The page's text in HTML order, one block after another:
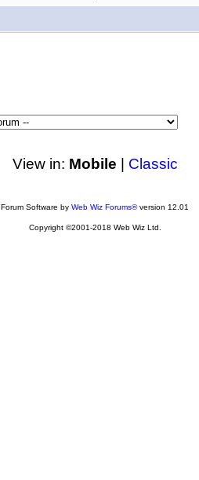
View in: Mobile Classic
Forum Software by Web Wiz Forums®version 12.01
Copyright ©2001-2018 Web Wiz Ltd.